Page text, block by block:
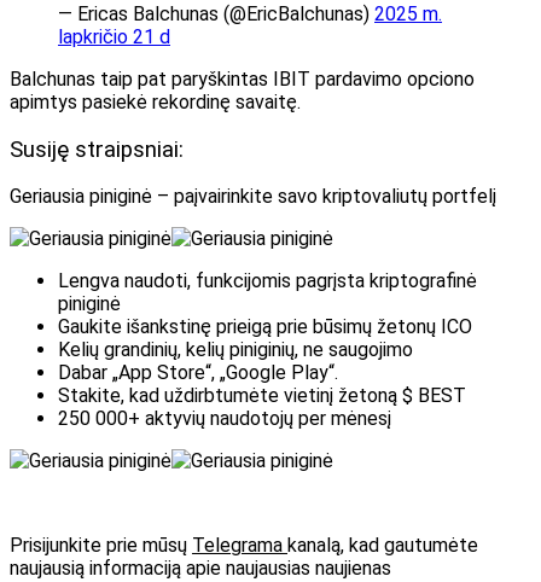
— Ericas Balchunas (@EricBalchunas) 2025 m.
lapkričio 21 d
Balchunas taip pat paryškintas IBIT pardavimo opciono
apimtys pasiekė rekordinę savaitę.
Susiję straipsniai:
Geriausia piniginė – paįvairinkite savo kriptovaliutų portfelį
Lengva naudoti, funkcijomis pagrįsta kriptografinė
piniginė
Gaukite išankstinę prieigą prie būsimų žetonų ICO
Kelių grandinių, kelių piniginių, ne saugojimo
Dabar „App Store“, „Google Play“.
Stakite, kad uždirbtumėte vietinį žetoną $ BEST
250 000+ aktyvių naudotojų per mėnesį
Prisijunkite prie mūsų Telegrama kanalą, kad gautumėte
naujausią informaciją apie naujausias naujienas